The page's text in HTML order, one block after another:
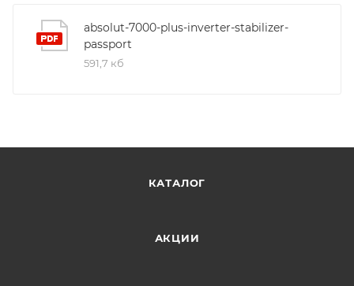
absolut-7000-plus-inverter-stabilizer-
passport
591,7 кб
КАТАЛОГ
АКЦИИ